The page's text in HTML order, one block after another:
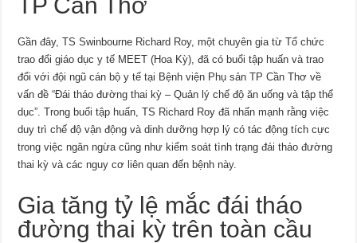
Gần đây, TS Swinbourne Richard Roy, một chuyên gia từ Tổ chức
trao đổi giáo dục y tế MEET (Hoa Kỳ), đã có buổi tập huấn và trao
đổi với đội ngũ cán bộ y tế tại Bệnh viện Phụ sản TP Cần Thơ về
vấn đề “Đái tháo đường thai kỳ – Quản lý chế độ ăn uống và tập thể
dục”. Trong buổi tập huấn, TS Richard Roy đã nhấn mạnh rằng việc
duy trì chế độ vận động và dinh dưỡng hợp lý có tác động tích cực
trong việc ngăn ngừa cũng như kiểm soát tình trạng đái tháo đường
thai kỳ và các nguy cơ liên quan đến bệnh này.
Gia tăng tỷ lệ mắc đái tháo
đường thai kỳ trên toàn cầu